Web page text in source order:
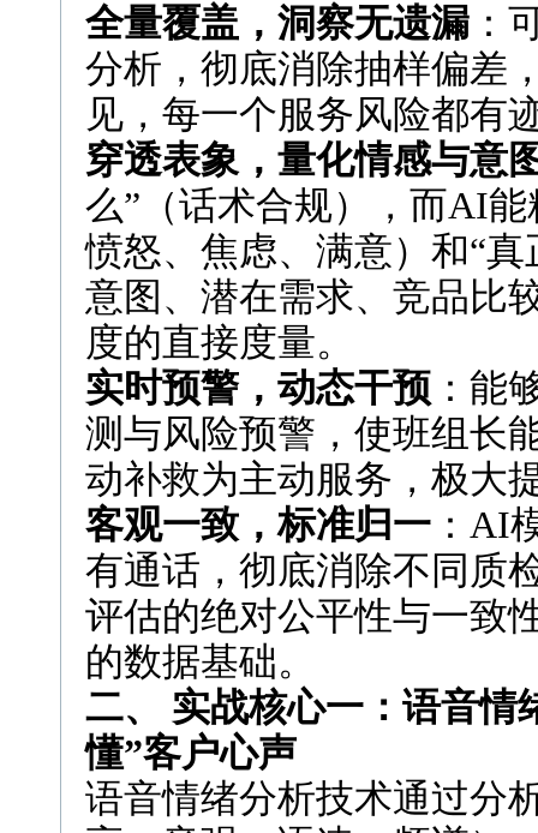
全量覆盖，洞察无遗漏 ：
分析，彻底消除抽样偏差
见，每一个服务风险都有
穿透表象，量化情感与意
么”（话术合规），而AI
愤怒、焦虑、满意）和“
意图、潜在需求、竞品比
度的直接度量。
实时预警，动态干预 ：能
测与风险预警，使班组长
动补救为主动服务，极大
客观一致，标准归一 ：AI
有通话，彻底消除不同质
评估的绝对公平性与一致
的数据基础。
二、 实战核心一：语音
懂”客户心声
语音情绪分析技术通过分